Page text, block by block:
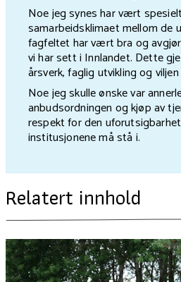
Noe jeg synes har vært
samarbeidsklimaet mellom de
fagfeltet har vært bra og
vi har sett i Innlandet. Dette
årsverk, faglig utvikling og
Noe jeg skulle ønske var
anbudsordningen og kjøp av
respekt for den
institusjonene må stå i.
Relatert innhold